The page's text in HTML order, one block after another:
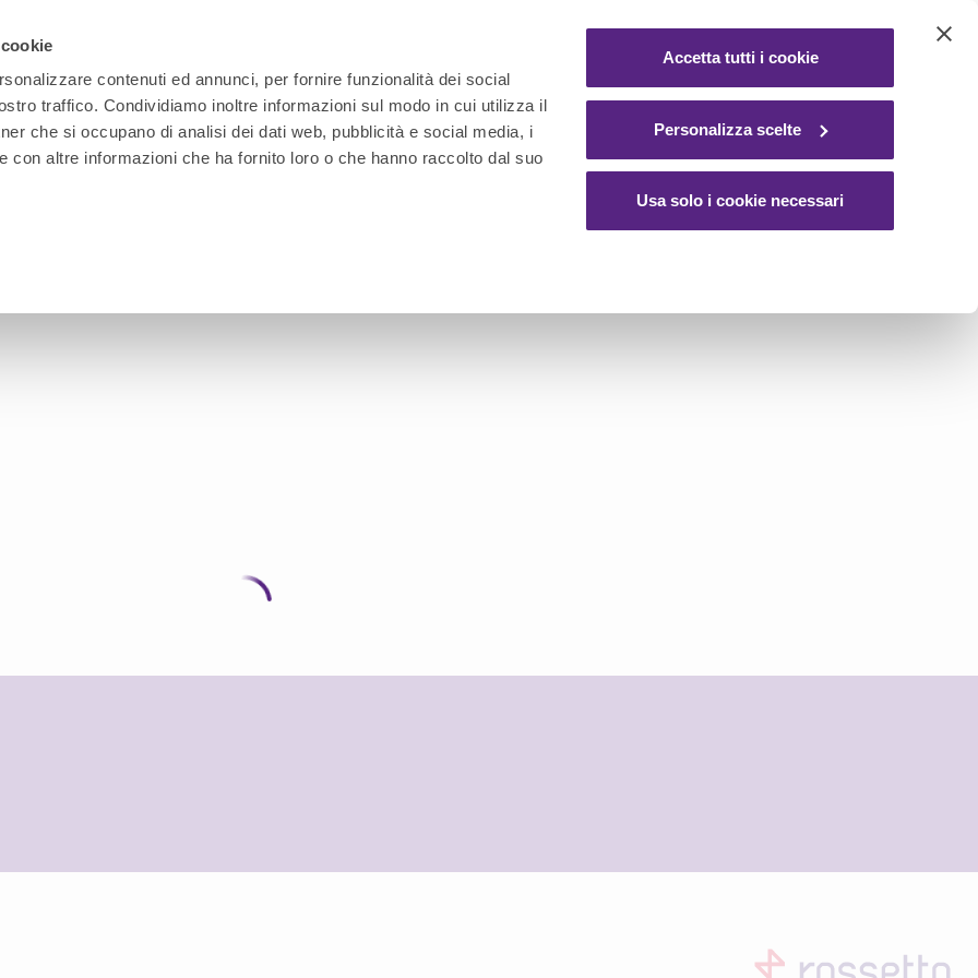
contenuti ed annunci, per fornire funzionalità dei social
traffico. Condividiamo inoltre informazioni sul modo in cui utilizza il
che si occupano di analisi dei dati web, pubblicità e social media, i
con altre informazioni che ha fornito loro o che hanno raccolto dal suo
Accetta tutti i cookie
Personalizza scelte
Usa solo i cookie necessari
INDUSTRIAL FURNITURE TECHNOLOGY